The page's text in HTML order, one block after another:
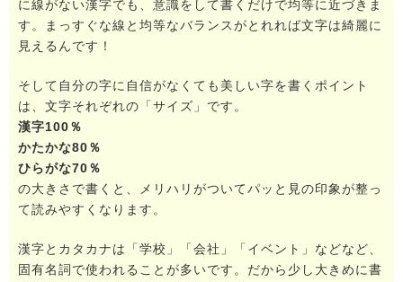
に線がない漢字でも、意識をして書くだけで均等に近づきま
す。まっすぐな線と均等なバランスがとれれば文字は綺麗に
見えるんです！
そして自分の字に自信がなくても美しい字を書くポイント
は、文字それぞれの「サイズ」です。
漢字100％
かたかな80％
ひらがな70％
の大きさで書くと、メリハリがついてパッと見の印象が整っ
て読みやすくなります。
漢字とカタカナは「学校」「会社」「イベント」などなど、
固有名詞で使われることが多いです。だから少し大きめに書